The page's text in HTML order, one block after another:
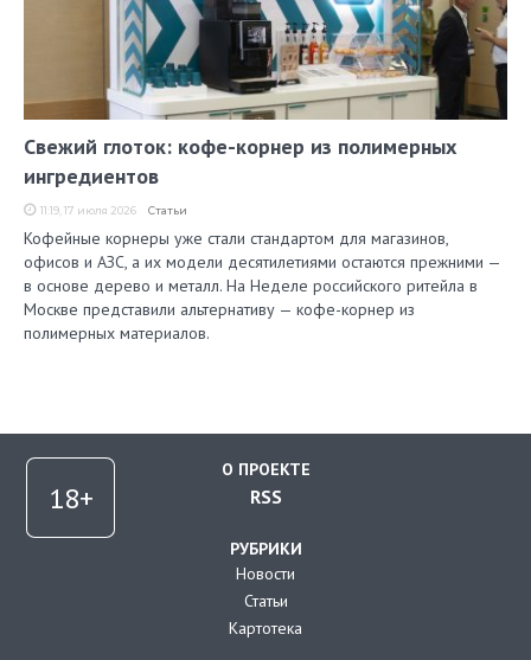
Свежий глоток: кофе-корнер из полимерных
ингредиентов
11:19, 17 июля 2026 Статьи
Кофейные корнеры уже стали стандартом для магазинов,
офисов и АЗС, а их модели десятилетиями остаются прежними —
в основе дерево и металл. На Неделе российского ритейла в
Москве представили альтернативу — кофе-корнер из
полимерных материалов.
О ПРОЕКТЕ
RSS
РУБРИКИ
Новости
Статьи
Картотека